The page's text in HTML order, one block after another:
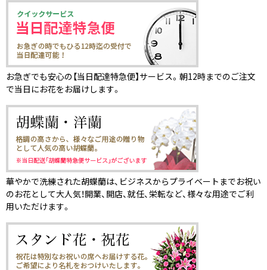
お急ぎでも安心の【当日配達特急便】サービス。朝12時までのご注文
で当日にお花をお届けします。
華やかで洗練された胡蝶蘭は、ビジネスからプライベートまでお祝い
のお花として大人気！開業、開店、就任、栄転など、様々な用途でご利
用いただけます。